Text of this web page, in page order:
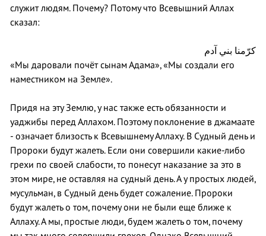
служит людям. Почему? Потому что Всевышний Аллах
сказал:
كرّمنا بني آدم
«Мы даровали почёт сынам Адама», «Мы создали его
наместником на Земле».
Придя на эту Землю, у нас также есть обязанности и
уаджибы перед Аллахом. Поэтому поклонение в джамаате
- означает близость к Всевышнему Аллаху. В Судный день и
Пророки будут жалеть. Если они совершили какие-либо
грехи по своей слабости, то понесут наказание за это в
этом мире, не оставляя на судный день. А у простых людей,
мусульман, в Судный день будет сожаление. Пророки
будут жалеть о том, почему они не были еще ближе к
Аллаху. А мы, простые люди, будем жалеть о том, почему